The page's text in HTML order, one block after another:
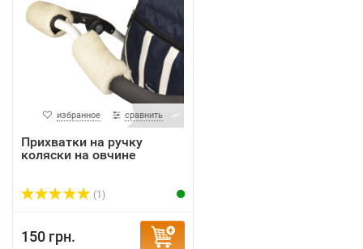
избранное сравнить
Прихватки на ручку
коляски на овчине
(1)
150 грн.